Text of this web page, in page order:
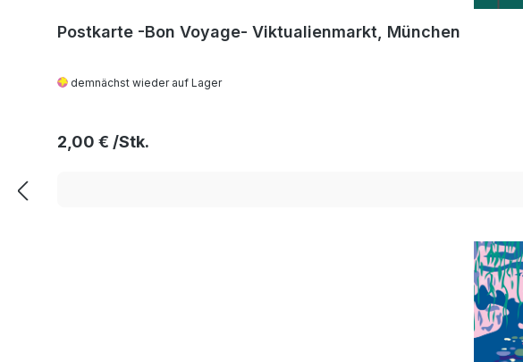
Postkarte -Bon Voyage- Viktualienmarkt, München
demnächst wieder auf Lager
Regulärer Preis:
2,00 €